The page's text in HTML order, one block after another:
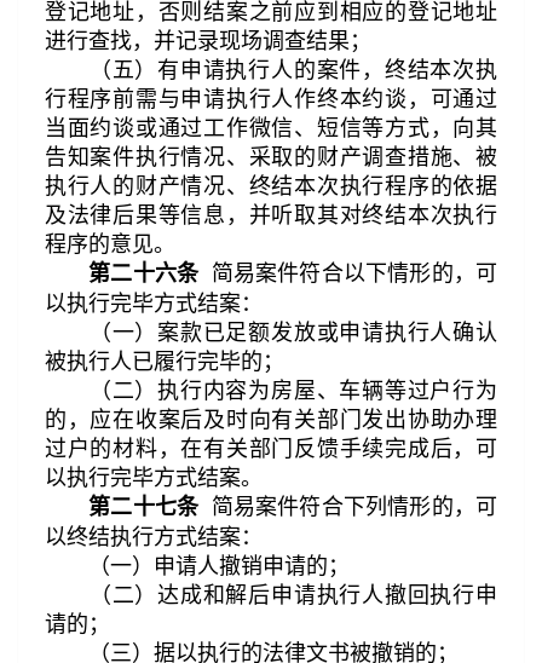
登记地址，否则结案之前应到相应的登记地址
进行查找，并记录现场调查结果；
（五）有申请执行人的案件，终结本次执
行程序前需与申请执行人作终本约谈，可通过
当面约谈或通过工作微信、短信等方式，向其
告知案件执行情况、采取的财产调查措施、被
执行人的财产情况、终结本次执行程序的依据
及法律后果等信息，并听取其对终结本次执行
程序的意见。
第二十六条简易案件符合以下情形的，可
以执行完毕方式结案：
（一）案款已足额发放或申请执行人确认
被执行人已履行完毕的；
（二）执行内容为房屋、车辆等过户行为
的，应在收案后及时向有关部门发出协助办理
过户的材料，在有关部门反馈手续完成后，可
以执行完毕方式结案。
第二十七条简易案件符合下列情形的，可
以终结执行方式结案：
（一）申请人撤销申请的；
（二）达成和解后申请执行人撤回执行申
请的；
（三）据以执行的法律文书被撤销的；